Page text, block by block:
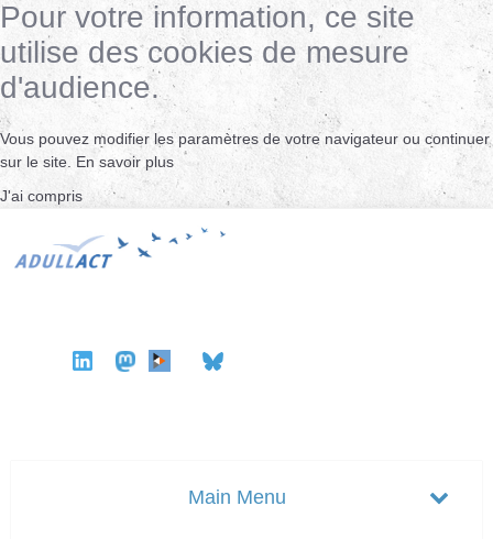
Pour votre information, ce site
utilise des cookies de mesure
d'audience.
Vous pouvez modifier les paramètres de votre navigateur ou continuer
sur le site. En savoir plus
J'ai compris